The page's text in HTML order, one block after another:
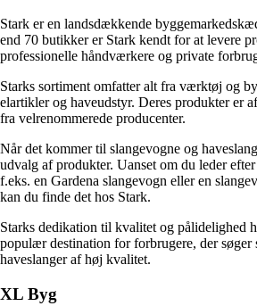
Stark er en landsdækkende
end 70 butikker er Stark kendt for at levere
professionelle håndværkere og private
Starks sortiment omfatter alt fra værktøj og
elartikler og haveudstyr. Deres produkter er
fra velrenommerede producenter.
Når det kommer til slangevogne og
udvalg af produkter. Uanset om du leder
f.eks. en Gardena slangevogn eller en
kan du finde det hos Stark.
Starks dedikation til kvalitet og pålidelighed
populær destination for forbrugere, der søger
haveslanger af høj kvalitet.
XL Byg